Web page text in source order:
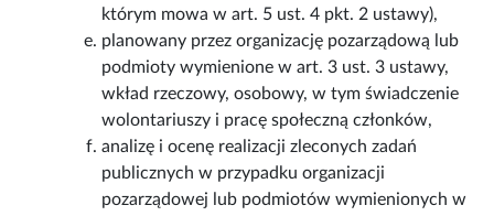
którym mowa w art. 5 ust. 4 pkt. 2 ustawy),
planowany przez organizację pozarządową lub
podmioty wymienione w art. 3 ust. 3 ustawy,
wkład rzeczowy, osobowy, w tym świadczenie
wolontariuszy i pracę społeczną członków,
analizę i ocenę realizacji zleconych zadań
publicznych w przypadku organizacji
pozarządowej lub podmiotów wymienionych w